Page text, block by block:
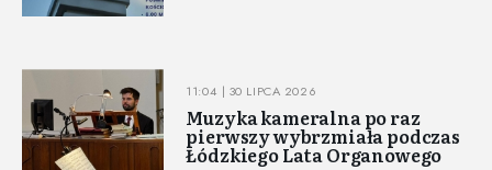
11:04 | 30 LIPCA 2026
Muzyka kameralna po raz
pierwszy wybrzmiała podczas
Łódzkiego Lata Organowego